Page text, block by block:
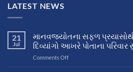
LATEST NEWS
21
Jul
માનવજ્યોતના સફળ
દિવ્યાંગો આખરે પોતાના પરિવાર
Comments Offon